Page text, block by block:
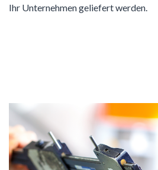
Ihr Unternehmen geliefert werden.